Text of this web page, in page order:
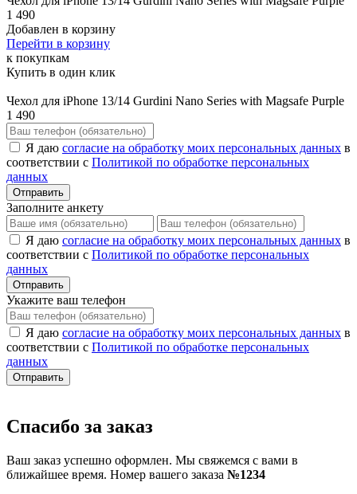
1 490
Добавлен в корзину
Перейти в корзину
к покупкам
Купить в один клик
Чехол для iPhone 13/14 Gurdini Nano Series with Magsafe Purple
1 490
Я даю согласие на обработку моих персональных данных в
соответствии с Политикой по обработке персональных
данных
Отправить
Заполните анкету
Я даю согласие на обработку моих персональных данных в
соответствии с Политикой по обработке персональных
данных
Отправить
Укажите ваш телефон
Я даю согласие на обработку моих персональных данных в
соответствии с Политикой по обработке персональных
данных
Отправить
Спасибо за заказ
Ваш заказ успешно оформлен. Мы свяжемся с вами в
ближайшее время. Номер вашего заказа №1234